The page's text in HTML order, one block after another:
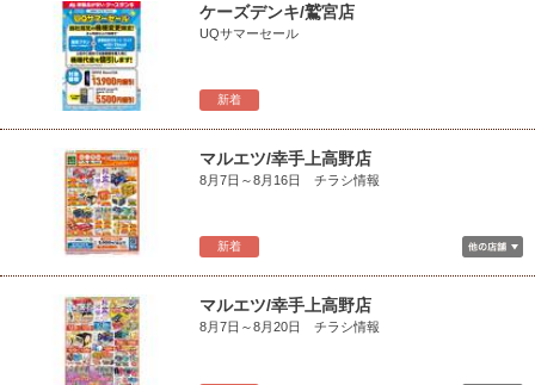
新着
ケーズデンキ/鷲宮店
UQサマーセール
新着
マルエツ/幸手上高野店
8月7日～8月16日 チラシ情報
マルエツ/幸手上高野店
8月7日～8月20日 チラシ情報